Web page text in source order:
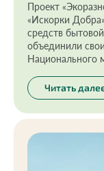
Проект
«Искорки
средств
объединили
Национального
иммунологии
стиральным
Читать